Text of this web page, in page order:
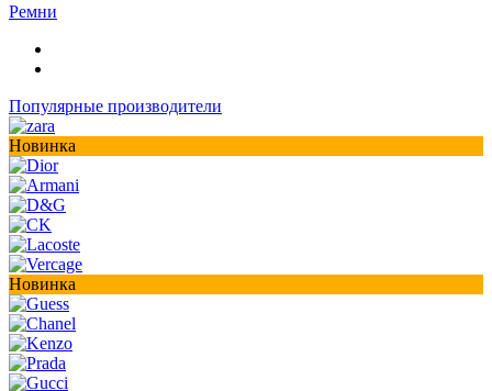
Ремни
Популярные производители
Новинка
Новинка